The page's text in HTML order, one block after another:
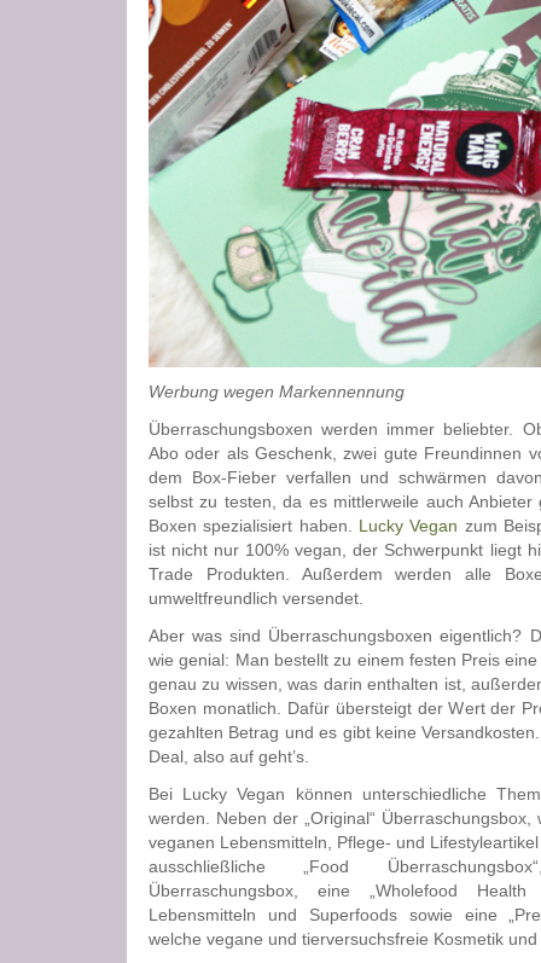
Werbung wegen Markennennung
Überraschungsboxen werden immer beliebter.
Abo oder als Geschenk, zwei gute Freundinnen
dem Box-Fieber verfallen und schwärmen
selbst zu testen, da es mittlerweile auch
Boxen spezialisiert haben. Lucky Vegan zum
ist nicht nur 100% vegan, der Schwerpunkt liegt
Trade Produkten. Außerdem werden alle
umweltfreundlich versendet.
Aber was sind Überraschungsboxen eigentlich?
wie genial: Man bestellt zu einem festen Preis
genau zu wissen, was darin enthalten ist,
Boxen monatlich. Dafür übersteigt der Wert der
gezahlten Betrag und es gibt keine
Deal, also auf geht’s.
Bei Lucky Vegan können unterschiedliche
werden. Neben der „Original“ Überraschungsbox,
veganen Lebensmitteln, Pflege- und
ausschließliche „Food
Überraschungsbox, eine „Wholefood
Lebensmitteln und Superfoods sowie eine
welche vegane und tierversuchsfreie Kosmetik